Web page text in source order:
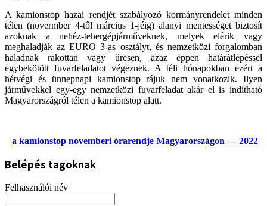
A kamionstop hazai rendjét szabályozó kormányrendelet minden
télen (novermber 4-től március 1-jéig) alanyi mentességet biztosít
azoknak a nehéz-tehergépjárműveknek, melyek elérik vagy
meghaladják az EURO 3-as osztályt, és nemzetközi forgalomban
haladnak rakottan vagy üresen, azaz éppen határátlépéssel
egybekötött fuvarfeladatot végeznek. A téli hónapokban ezért a
hétvégi és ünnepnapi kamionstop rájuk nem vonatkozik. Ilyen
járművekkel egy-egy nemzetközi fuvarfeladat akár el is indítható
Magyarországról télen a kamionstop alatt.
a kamionstop novemberi órarendje Magyarországon — 2022
Belépés tagoknak
Felhasználói név